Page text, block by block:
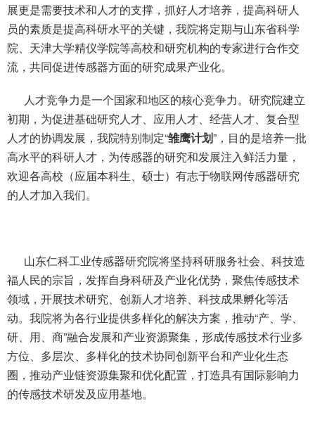
展更是需要技术和人才的支撑，抓好人才培养，提高科研人
员的素质是提高科研水平的关键，我院将定期与山东省科学
院、天津大学精仪学院等高校和研究机构的专家进行合作交
流，共同促进传感器方面的研究成果产业化。
人才竞争力是一个国家和地区的核心竞争力。研究院建立
初期，为促进基础研究人才、应用人才、经营人才、复合型
人才的协调发展，我院特别制定“雏鹰计划”，目的是培养一批
高水平的科研人才，为传感器的研究和发展注入鲜活力量，
欢迎各高校（应届本科生、硕士）有志于物联网传感器研究
的人才加入我们。
山东仁科工业传感器研究院将坚持科研服务社会、科技造
福人民的宗旨，发挥自身科研及产业化优势，聚焦传感技术
领域，开展技术研究、创新人才培养、科技成果孵化等活
动。我院将为各行业提供多样化的解决方案，推动“产、学、
研、用、商”融合发展和产业资源聚集，形成传感技术行业多
方位、多层次、多样化的技术协同创新平台和产业化生态
圈，推动产业链资源集聚和优化配置，打造具有国际影响力
的传感技术研发及应用基地。